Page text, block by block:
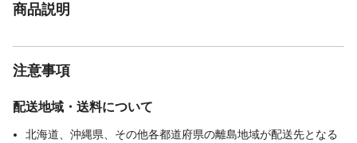
商品説明
注意事項
配送地域・送料について
北海道、沖縄県、その他各都道府県の離島地域が配送先となる